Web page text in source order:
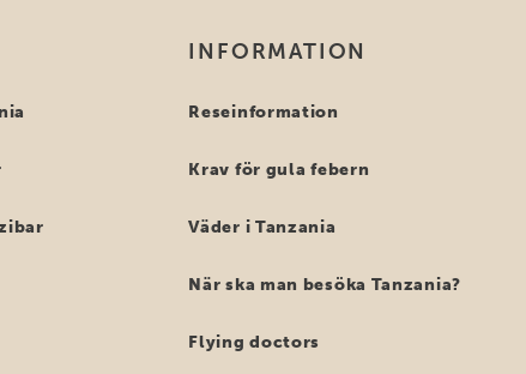
INFORMATION
Reseinformation
Krav för gula febern
Väder i Tanzania
När ska man besöka Tanzania?
Flying doctors